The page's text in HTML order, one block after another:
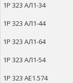
1Р 323 АЛ1-34
1Р 323 АЛ1-44
1Р 323 АЛ1-64
1Р 323 АЛ1-54
1Р 323 АЕ1.574